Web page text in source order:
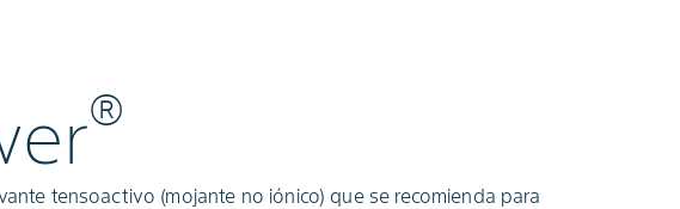
®
tensoactivo (mojante no iónico) que se recomienda para